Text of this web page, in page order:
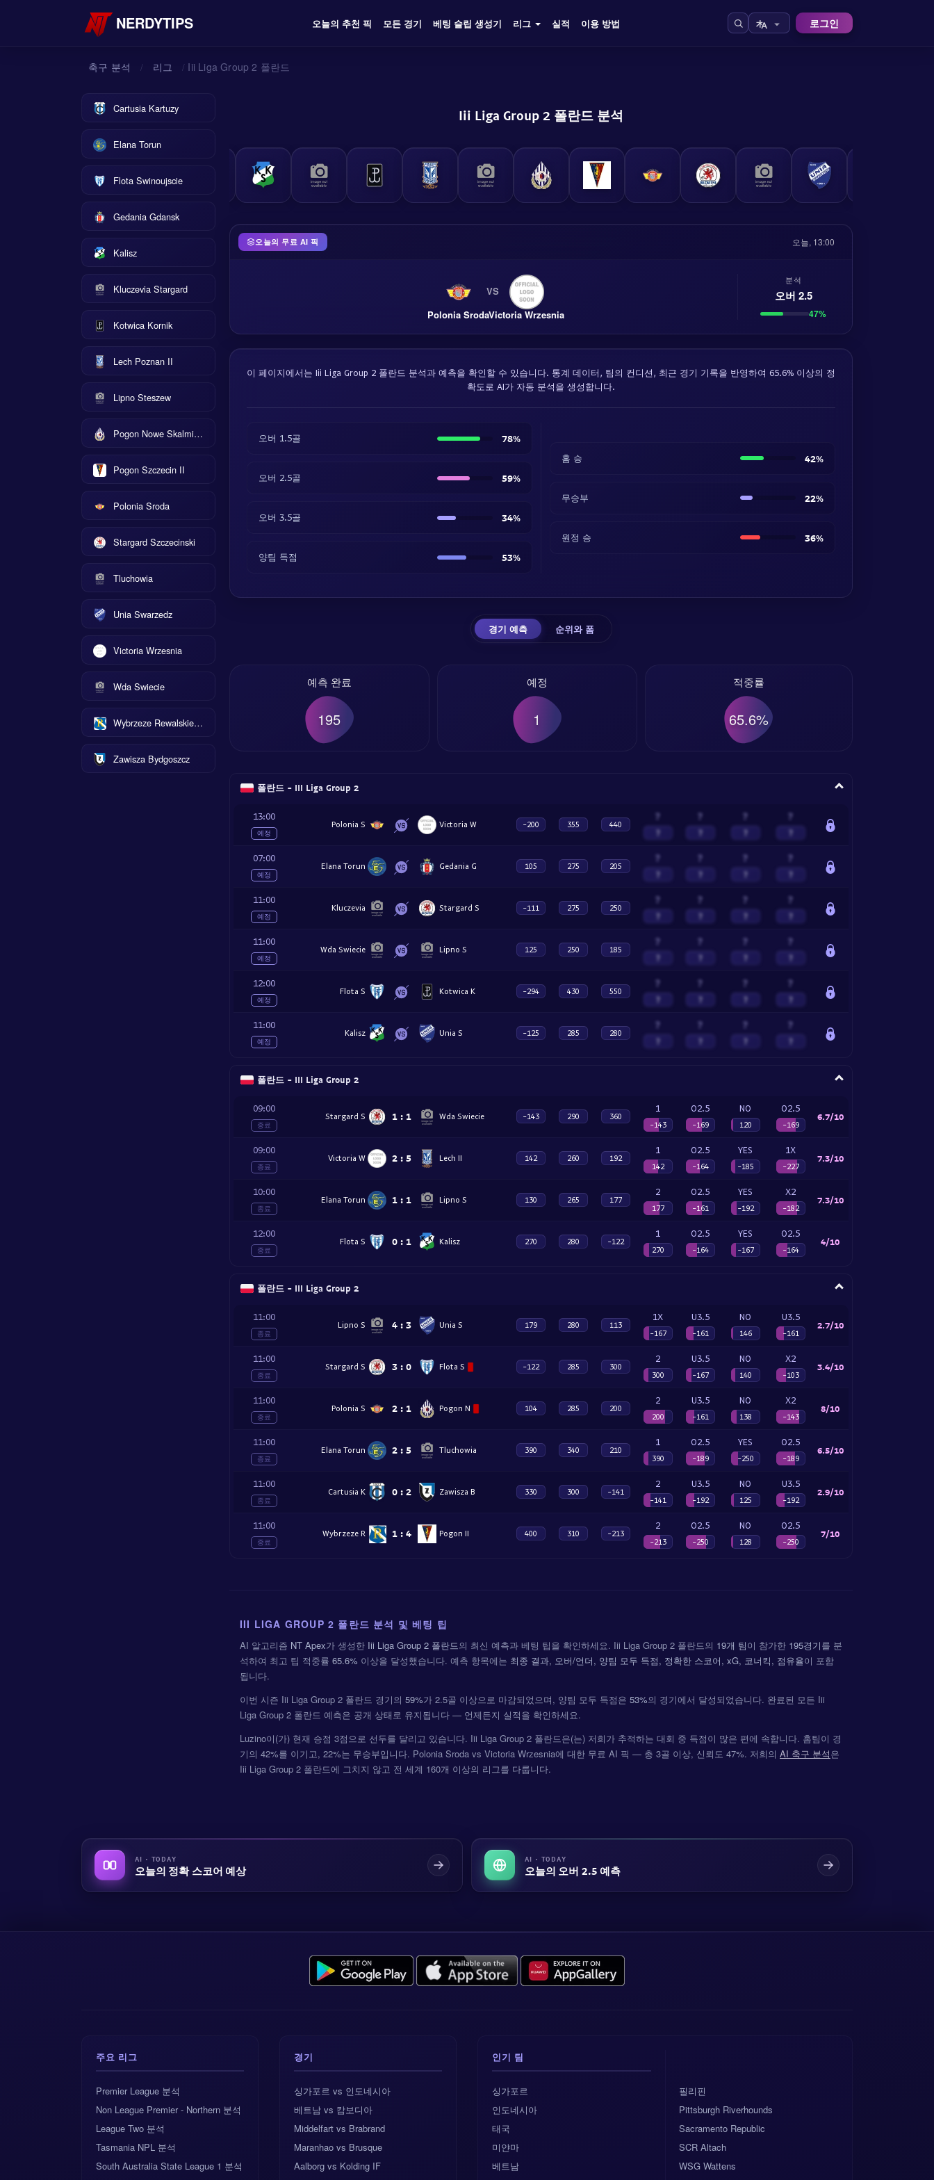
NERDYTIPS 오늘의 추천 픽 모든 경기 베팅 슬립 생성기 리그 실적 이용 방법 로그인
축구 분석 / 리그 / Iii Liga Group 2 폴란드
Cartusia Kartuzy
Elana Torun
Flota Swinoujscie
Gedania Gdansk
Kalisz
Kluczevia Stargard
Kotwica Kornik
Lech Poznan II
Lipno Steszew
Pogon Nowe Skalmierzyce
Pogon Szczecin II
Polonia Sroda
Stargard Szczecinski
Tluchowia
Unia Swarzedz
Victoria Wrzesnia
Wda Swiecie
Wybrzeze Rewalskie Rewal
Zawisza Bydgoszcz
Iii Liga Group 2 폴란드 분석
오늘의 무료 AI 픽 오늘, 13:00
Polonia Sroda
VS
Victoria Wrzesnia
분석
오버 2.5
47%
이 페이지에서는 Iii Liga Group 2 폴란드 분석과 예측을 확인할 수 있습니다. 통계 데이터, 팀의 컨디션, 최근 경기 기록을 반영하여 65.6% 이상의 정
확도로 AI가 자동 분석을 생성합니다.
오버 1.5골 78%
오버 2.5골 59%
오버 3.5골 34%
양팀 득점 53%
홈 승 42%
무승부 22%
원정 승 36%
경기 예측 순위와 폼
예측 완료
195
예정
1
적중률
65.6%
폴란드 - III Liga Group 2
13:00
예정
Polonia S Victoria W -200 355 440
? ? ? ?
07:00
예정
Elana Torun Gedania G 105 275 205
? ? ? ?
11:00
예정
Kluczevia Stargard S -111 275 250
? ? ? ?
11:00
예정
Wda Swiecie Lipno S 125 250 185
? ? ? ?
12:00
예정
Flota S Kotwica K -294 430 550
? ? ? ?
11:00
예정
Kalisz Unia S -125 285 280
? ? ? ?
폴란드 - III Liga Group 2
09:00
종료
Stargard S 1 : 1 Wda Swiecie -143 290 360
1
-143
O2.5
-169
NO
120
O2.5
-169
6.7/10
09:00
종료
Victoria W 2 : 5 Lech II 142 260 192
1
142
O2.5
-164
YES
-185
1X
-227
7.3/10
10:00
종료
Elana Torun 1 : 1 Lipno S 130 265 177
2
177
O2.5
-161
YES
-192
X2
-182
7.3/10
12:00
종료
Flota S 0 : 1 Kalisz 270 280 -122
1
270
O2.5
-164
YES
-167
O2.5
-164
4/10
폴란드 - III Liga Group 2
11:00
종료
Lipno S 4 : 3 Unia S 179 280 113
1X
-167
U3.5
-161
NO
146
U3.5
-161
2.7/10
11:00
종료
Stargard S 3 : 0 Flota S -122 285 300
2
300
U3.5
-167
NO
140
X2
-103
3.4/10
11:00
종료
Polonia S 2 : 1 Pogon N 104 285 200
2
200
U3.5
-161
NO
138
X2
-143
8/10
11:00
종료
Elana Torun 2 : 5 Tluchowia 390 340 210
1
390
O2.5
-189
YES
-250
O2.5
-189
6.5/10
11:00
종료
Cartusia K 0 : 2 Zawisza B 330 300 -141
2
-141
U3.5
-192
NO
125
U3.5
-192
2.9/10
11:00
종료
Wybrzeze R 1 : 4 Pogon II 400 310 -213
2
-213
O2.5
-250
NO
128
O2.5
-250
7/10
III LIGA GROUP 2 폴란드 분석 및 베팅 팁
AI 알고리즘 NT Apex가 생성한 Iii Liga Group 2 폴란드의 최신 예측과 베팅 팁을 확인하세요. Iii Liga Group 2 폴란드의 19개 팀이 참가한 195경기를 분
석하여 최고 팁 적중률 65.6% 이상을 달성했습니다. 예측 항목에는 최종 결과, 오버/언더, 양팀 모두 득점, 정확한 스코어, xG, 코너킥, 점유율이 포함
됩니다.
이번 시즌 Iii Liga Group 2 폴란드 경기의 59%가 2.5골 이상으로 마감되었으며, 양팀 모두 득점은 53%의 경기에서 달성되었습니다. 완료된 모든 Iii
Liga Group 2 폴란드 예측은 공개 상태로 유지됩니다 — 언제든지 실적을 확인하세요.
Luzino이(가) 현재 승점 3점으로 선두를 달리고 있습니다. Iii Liga Group 2 폴란드은(는) 저희가 추적하는 대회 중 득점이 많은 편에 속합니다. 홈팀이 경
기의 42%를 이기고, 22%는 무승부입니다. Polonia Sroda vs Victoria Wrzesnia에 대한 무료 AI 픽 — 총 3골 이상, 신뢰도 47%. 저희의 AI 축구 분석은
Iii Liga Group 2 폴란드에 그치지 않고 전 세계 160개 이상의 리그를 다룹니다.
AI · TODAY
오늘의 정확 스코어 예상
AI · TODAY
오늘의 오버 2.5 예측
주요 리그
Premier League 분석
Non League Premier - Northern 분석
League Two 분석
Tasmania NPL 분석
South Australia State League 1 분석
경기
싱가포르 vs 인도네시아
베트남 vs 캄보디아
Middelfart vs Brabrand
Maranhao vs Brusque
Aalborg vs Kolding IF
인기 팀
싱가포르
인도네시아
태국
미얀마
베트남
필리핀
Pittsburgh Riverhounds
Sacramento Republic
SCR Altach
WSG Wattens